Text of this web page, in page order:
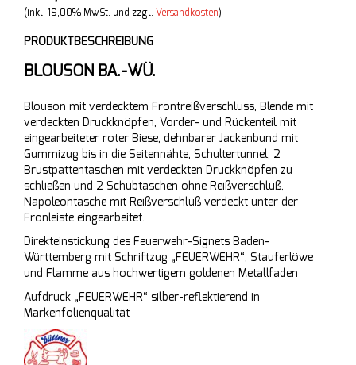
(inkl. 19,00% MwSt. und zzgl. Versandkosten)
PRODUKTBESCHREIBUNG
BLOUSON BA.-WÜ.
Blouson mit verdecktem Frontreißverschluss, Blende mit
verdeckten Druckknöpfen, Vorder- und Rückenteil mit
eingearbeiteter roter Biese, dehnbarer Jackenbund mit
Gummizug bis in die Seitennähte, Schultertunnel, 2
Brustpattentaschen mit verdeckten Druckknöpfen zu
schließen und 2 Schubtaschen ohne Reißverschluß,
Napoleontasche mit Reißverschluß verdeckt unter der
Fronleiste eingearbeitet.
Direkteinstickung des Feuerwehr-Signets Baden-
Württemberg mit Schriftzug „FEUERWEHR“, Stauferlöwe
und Flamme aus hochwertigem goldenen Metallfaden
Aufdruck „FEUERWEHR“ silber-reflektierend in
Markenfolienqualität